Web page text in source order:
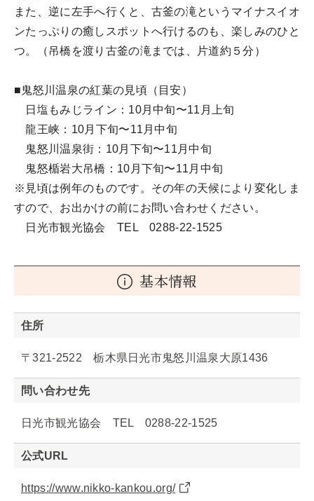
また、逆に左手へ行くと、古釜の滝というマイナスイオ
ンたっぷりの癒しスポットへ行けるのも、楽しみのひと
つ。（吊橋を渡り古釜の滝までは、片道約５分）
■鬼怒川温泉の紅葉の見頃（目安）
日塩もみじライン：10月中旬〜11月上旬
龍王峡：10月下旬〜11月中旬
鬼怒川温泉街：10月下旬〜11月中旬
鬼怒楯岩大吊橋：10月下旬〜11月中旬
※見頃は例年のものです。その年の天候により変化しま
すので、お出かけの前にお問い合わせください。
日光市観光協会 TEL 0288-22-1525
基本情報
住所
〒321-2522 栃木県日光市鬼怒川温泉大原1436
問い合わせ先
日光市観光協会 TEL 0288-22-1525
公式URL
https://www.nikko-kankou.org/